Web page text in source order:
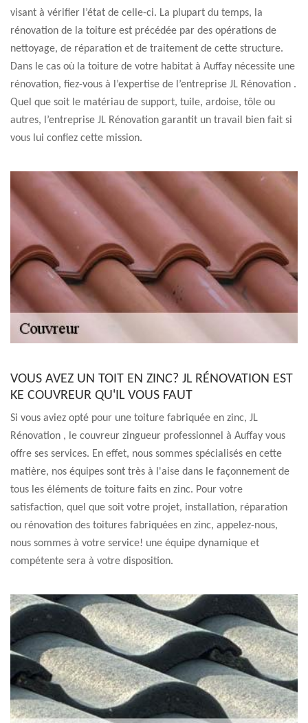
visant à vérifier l’état de celle-ci. La plupart du temps, la
rénovation de la toiture est précédée par des opérations de
nettoyage, de réparation et de traitement de cette structure.
Dans le cas où la toiture de votre habitat à Auffay nécessite une
rénovation, fiez-vous à l’expertise de l’entreprise JL Rénovation .
Quel que soit le matériau de support, tuile, ardoise, tôle ou
autres, l’entreprise JL Rénovation garantit un travail bien fait si
vous lui confiez cette mission.
VOUS AVEZ UN TOIT EN ZINC? JL RÉNOVATION EST
KE COUVREUR QU'IL VOUS FAUT
Si vous aviez opté pour une toiture fabriquée en zinc, JL
Rénovation , le couvreur zingueur professionnel à Auffay vous
offre ses services. En effet, nous sommes spécialisés en cette
matière, nos équipes sont très à l'aise dans le façonnement de
tous les éléments de toiture faits en zinc. Pour votre
satisfaction, quel que soit votre projet, installation, réparation
ou rénovation des toitures fabriquées en zinc, appelez-nous,
nous sommes à votre service! une équipe dynamique et
compétente sera à votre disposition.